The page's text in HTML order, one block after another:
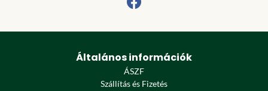
Általános információk
ÁSZF
Szállítás és Fizetés